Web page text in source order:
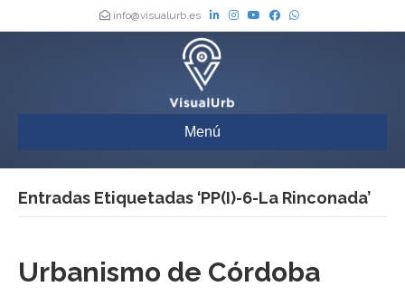
info@visualurb.es
Menú
Entradas Etiquetadas ‘PP(I)-6-La Rinconada’
Urbanismo de Córdoba